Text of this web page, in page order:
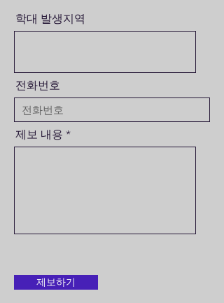
학대 발생지역
전화번호
제보 내용
제보하기